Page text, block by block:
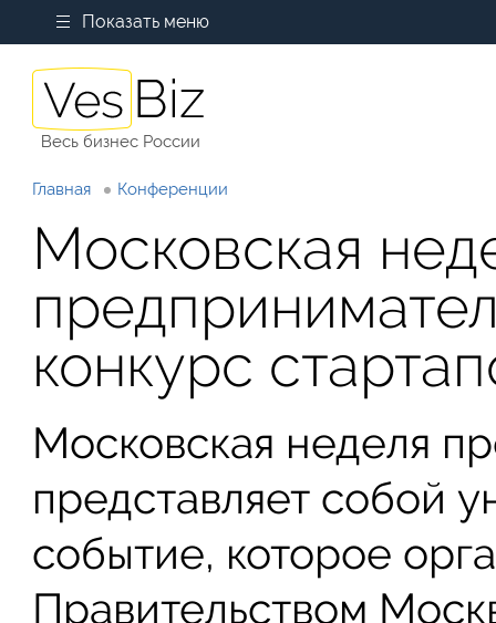
Показать меню
Весь бизнес России
Главная Конференции
Московская
конкурс
Московская неделя
представляет собой
событие, которое
Правительством